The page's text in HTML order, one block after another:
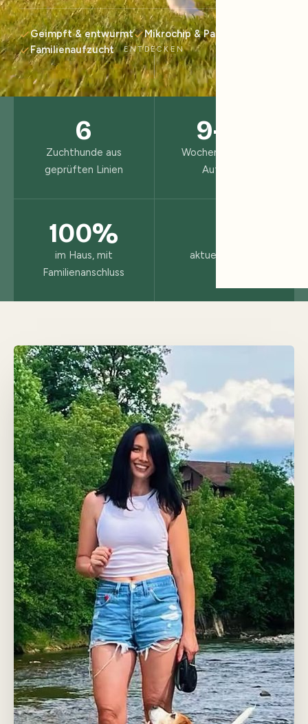
Geimpft & entwurmt
Mikrochip & Pass
Familienaufzucht
ENTDECKEN
6
Zuchthunde aus
geprüften Linien
9–10
Wochen liebevolle
Aufzucht
100%
im Haus, mit
Familienanschluss
aktuelle Würfe